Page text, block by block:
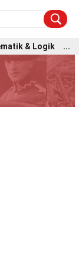
& Logik
...